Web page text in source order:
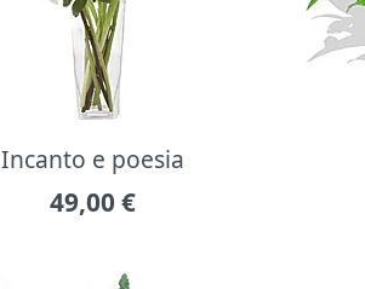
Incanto e poesia
49,00 €